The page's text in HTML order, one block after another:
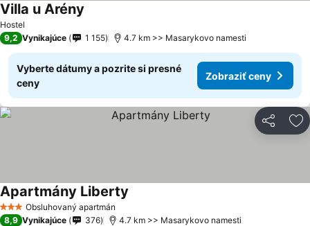
Hostel
Villa u Arény
9,2 Vynikajúce 1 155 4.7 km >> Masarykovo namesti
Vyberte dátumy a pozrite si presné
ceny
Zobraziť ceny
Zdieľať
3 Počet hviezdičiek
Obsluhovaný apartmán
Apartmány Liberty
8,9 Vynikajúce 376 4.7 km >> Masarykovo namesti